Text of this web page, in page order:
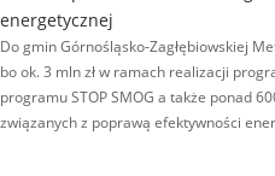
energetycznej
Do gmin Górnośląsko-Zagłębiowskiej
bo ok. 3 mln zł w ramach realizacji
programu STOP SMOG a także ponad
związanych z poprawą efektywności